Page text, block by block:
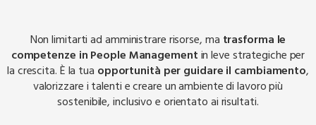
Non limitarti ad amministrare risorse, ma trasforma le
competenze in People Managementin leve strategiche per
la crescita. È la tua opportunità per guidare il cambiamento,
valorizzare i talenti e creare un ambiente di lavoro più
sostenibile, inclusivo e orientato ai risultati.